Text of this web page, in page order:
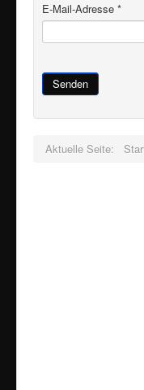
E-Mail-Adresse *
Senden
Aktuelle Seite: